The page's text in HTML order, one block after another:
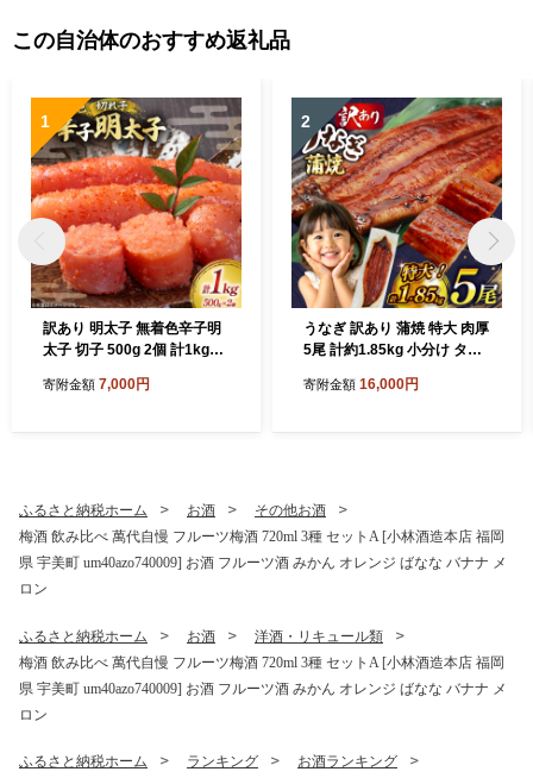
この自治体のおすすめ返礼品
1
訳あり 明太子 無着色辛子明
太子 切子 500g 2個 計1kg
40beg040001] 辛子明太子
寄附金額 7,000円
2
うなぎ 訳あり 蒲焼 特大 肉厚
5尾 計約1.85kg 小分け タレ
美町 um40bak830010] 不揃
寄附金額 16,000円
ふるさと納税ホーム お酒
その他お酒
梅酒 飲み比べ 萬代自慢 フルーツ梅酒 720ml 3種 セットA [小林酒造本店 福岡
県 宇美町 um40azo740009] お酒 フルーツ酒 みかん オレンジ ばなな バナナ メ
ロン
ふるさと納税ホーム お酒
洋酒・リキュール類
梅酒 飲み比べ 萬代自慢 フルーツ梅酒 720ml 3種 セットA [小林酒造本店 福岡
県 宇美町 um40azo740009] お酒 フルーツ酒 みかん オレンジ ばなな バナナ メ
ロン
ふるさと納税ホーム ランキング お酒ランキング